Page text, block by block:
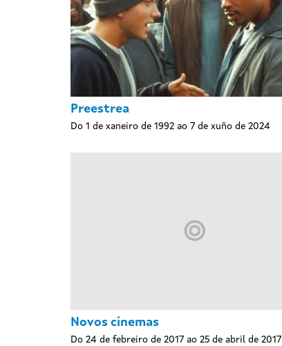
Preestrea
Do 1 de xaneiro de 1992 ao 7 de xuño de 2024
Novos cinemas
Do 24 de febreiro de 2017 ao 25 de abril de 2017